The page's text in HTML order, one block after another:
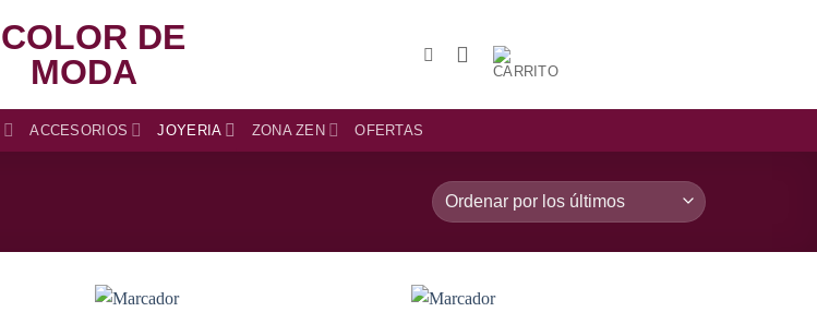
ACCESORIOS JOYERIA ZONA ZEN OFERTAS